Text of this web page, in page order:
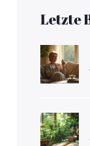
Letzte